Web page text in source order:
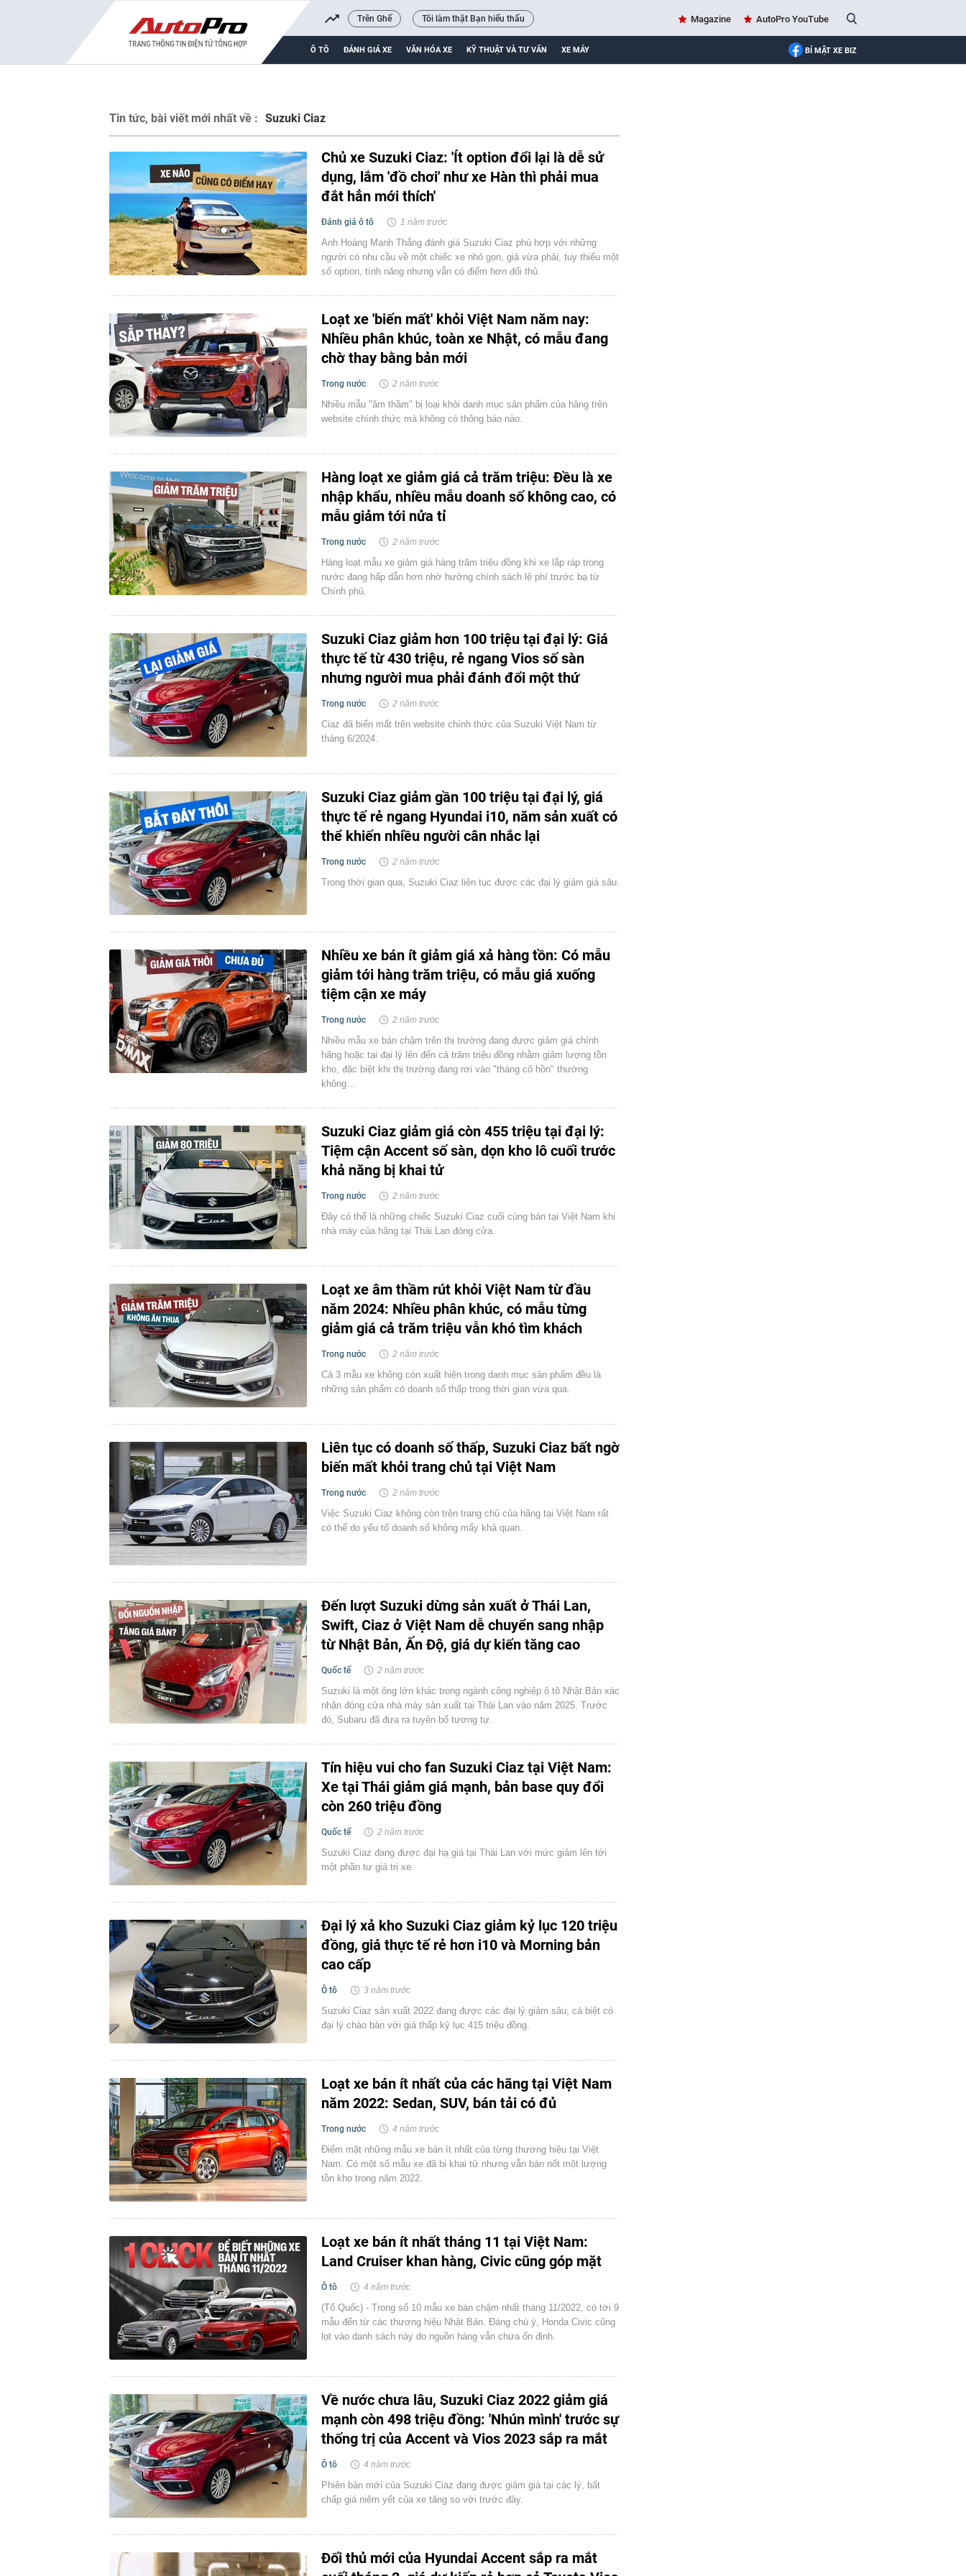
Trên Ghế Tôi làm thật Bạn hiểu thấu Magazine AutoPro YouTube
Ô TÔ ĐÁNH GIÁ XE VĂN HÓA XE KỸ THUẬT VÀ TƯ VẤN XE MÁY BÍ MẬT XE BIZ
Tin tức, bài viết mới nhất về : Suzuki Ciaz
Chủ xe Suzuki Ciaz: 'Ít option đổi lại là dễ sử
dụng, lắm 'đồ chơi' như xe Hàn thì phải mua
đắt hẳn mới thích'
Đánh giá ô tô 1 năm trước
Anh Hoàng Mạnh Thắng đánh giá Suzuki Ciaz phù hợp với những
người có nhu cầu về một chiếc xe nhỏ gọn, giá vừa phải, tuy thiếu một
số option, tính năng nhưng vẫn có điểm hơn đối thủ.
Loạt xe 'biến mất' khỏi Việt Nam năm nay:
Nhiều phân khúc, toàn xe Nhật, có mẫu đang
chờ thay bằng bản mới
Trong nước 2 năm trước
Nhiều mẫu "âm thầm" bị loại khỏi danh mục sản phẩm của hãng trên
website chính thức mà không có thông báo nào.
Hàng loạt xe giảm giá cả trăm triệu: Đều là xe
nhập khẩu, nhiều mẫu doanh số không cao, có
mẫu giảm tới nửa tỉ
Trong nước 2 năm trước
Hàng loạt mẫu xe giảm giá hàng trăm triệu đồng khi xe lắp ráp trong
nước đang hấp dẫn hơn nhờ hưởng chính sách lệ phí trước bạ từ
Chính phủ.
Suzuki Ciaz giảm hơn 100 triệu tại đại lý: Giá
thực tế từ 430 triệu, rẻ ngang Vios số sàn
nhưng người mua phải đánh đổi một thứ
Trong nước 2 năm trước
Ciaz đã biến mất trên website chính thức của Suzuki Việt Nam từ
tháng 6/2024.
Suzuki Ciaz giảm gần 100 triệu tại đại lý, giá
thực tế rẻ ngang Hyundai i10, năm sản xuất có
thể khiến nhiều người cân nhắc lại
Trong nước 2 năm trước
Trong thời gian qua, Suzuki Ciaz liên tục được các đại lý giảm giá sâu.
Nhiều xe bán ít giảm giá xả hàng tồn: Có mẫu
giảm tới hàng trăm triệu, có mẫu giá xuống
tiệm cận xe máy
Trong nước 2 năm trước
Nhiều mẫu xe bán chậm trên thị trường đang được giảm giá chính
hãng hoặc tại đại lý lên đến cả trăm triệu đồng nhằm giảm lượng tồn
kho, đặc biệt khi thị trường đang rơi vào "tháng cô hồn" thường
không…
Suzuki Ciaz giảm giá còn 455 triệu tại đại lý:
Tiệm cận Accent số sàn, dọn kho lô cuối trước
khả năng bị khai tử
Trong nước 2 năm trước
Đây có thể là những chiếc Suzuki Ciaz cuối cùng bán tại Việt Nam khi
nhà máy của hãng tại Thái Lan đóng cửa.
Loạt xe âm thầm rút khỏi Việt Nam từ đầu
năm 2024: Nhiều phân khúc, có mẫu từng
giảm giá cả trăm triệu vẫn khó tìm khách
Trong nước 2 năm trước
Cả 3 mẫu xe không còn xuất hiện trong danh mục sản phẩm đều là
những sản phẩm có doanh số thấp trong thời gian vừa qua.
Liên tục có doanh số thấp, Suzuki Ciaz bất ngờ
biến mất khỏi trang chủ tại Việt Nam
Trong nước 2 năm trước
Việc Suzuki Ciaz không còn trên trang chủ của hãng tại Việt Nam rất
có thể do yếu tố doanh số không mấy khả quan.
Đến lượt Suzuki dừng sản xuất ở Thái Lan,
Swift, Ciaz ở Việt Nam dễ chuyển sang nhập
từ Nhật Bản, Ấn Độ, giá dự kiến tăng cao
Quốc tế 2 năm trước
Suzuki là một ông lớn khác trong ngành công nghiệp ô tô Nhật Bản xác
nhận đóng cửa nhà máy sản xuất tại Thái Lan vào năm 2025. Trước
đó, Subaru đã đưa ra tuyên bố tương tự.
Tín hiệu vui cho fan Suzuki Ciaz tại Việt Nam:
Xe tại Thái giảm giá mạnh, bản base quy đổi
còn 260 triệu đồng
Quốc tế 2 năm trước
Suzuki Ciaz đang được đại hạ giá tại Thái Lan với mức giảm lên tới
một phần tư giá trị xe.
Đại lý xả kho Suzuki Ciaz giảm kỷ lục 120 triệu
đồng, giá thực tế rẻ hơn i10 và Morning bản
cao cấp
Ô tô 3 năm trước
Suzuki Ciaz sản xuất 2022 đang được các đại lý giảm sâu, cá biệt có
đại lý chào bán với giá thấp kỷ lục 415 triệu đồng.
Loạt xe bán ít nhất của các hãng tại Việt Nam
năm 2022: Sedan, SUV, bán tải có đủ
Trong nước 4 năm trước
Điểm mặt những mẫu xe bán ít nhất của từng thương hiệu tại Việt
Nam. Có một số mẫu xe đã bị khai tử nhưng vẫn bán nốt một lượng
tồn kho trong năm 2022.
Loạt xe bán ít nhất tháng 11 tại Việt Nam:
Land Cruiser khan hàng, Civic cũng góp mặt
Ô tô 4 năm trước
(Tổ Quốc) - Trong số 10 mẫu xe bán chậm nhất tháng 11/2022, có tới 9
mẫu đến từ các thương hiệu Nhật Bản. Đáng chú ý, Honda Civic cũng
lọt vào danh sách này do nguồn hàng vẫn chưa ổn định.
Về nước chưa lâu, Suzuki Ciaz 2022 giảm giá
mạnh còn 498 triệu đồng: 'Nhún mình' trước sự
thống trị của Accent và Vios 2023 sắp ra mắt
Ô tô 4 năm trước
Phiên bản mới của Suzuki Ciaz đang được giảm giá tại các lý, bất
chấp giá niêm yết của xe tăng so với trước đây.
Đối thủ mới của Hyundai Accent sắp ra mắt